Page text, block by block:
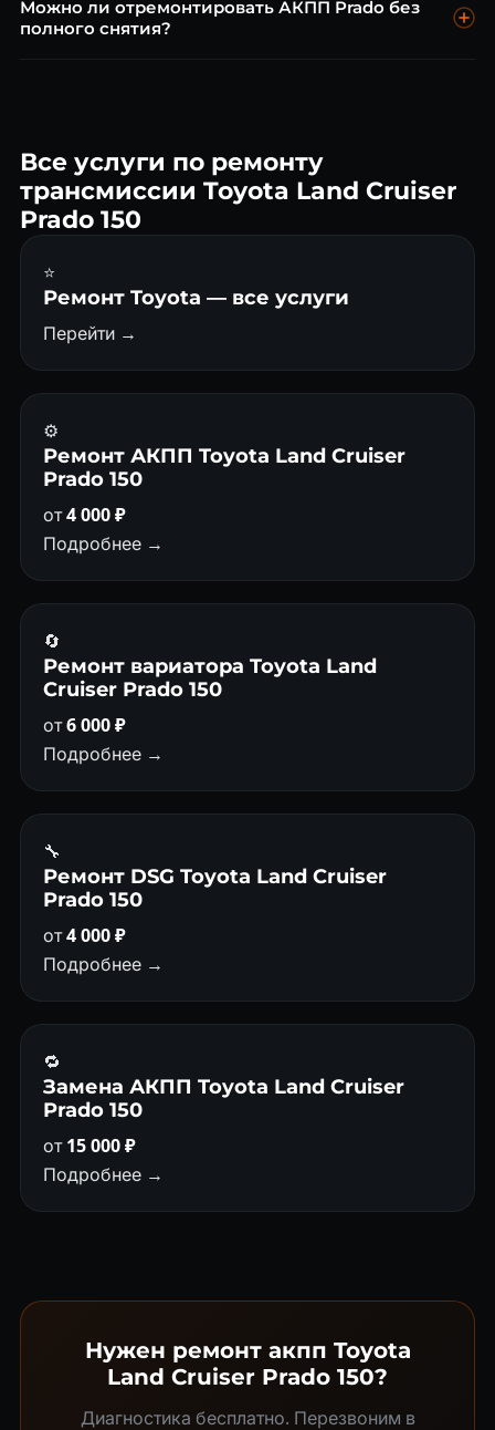
км при городской эксплуатации.
Можно ли отремонтировать АКПП Prado без
полного снятия?
Все услуги по ремонту
трансмиссии Toyota Land Cruiser
Prado 150
⭐
Ремонт Toyota — все услуги
Перейти →
⚙️
Ремонт АКПП Toyota Land Cruiser
Prado 150
от4 000 ₽
Подробнее →
🔄
Ремонт вариатора Toyota Land
Cruiser Prado 150
от6 000 ₽
Подробнее →
🔧
Ремонт DSG Toyota Land Cruiser
Prado 150
от4 000 ₽
Подробнее →
🔁
Замена АКПП Toyota Land Cruiser
Prado 150
от15 000 ₽
Подробнее →
Нужен ремонт акпп Toyota
Land Cruiser Prado 150?
Диагностика бесплатно. Перезвоним в